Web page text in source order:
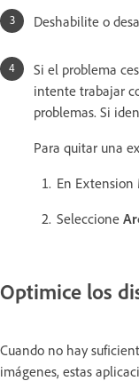
Deshabilite o
Si el problema
intente trabajar
problemas. Si
Para quitar una
En Extension
Seleccione
Optimice los
Cuando no hay
imágenes, estas